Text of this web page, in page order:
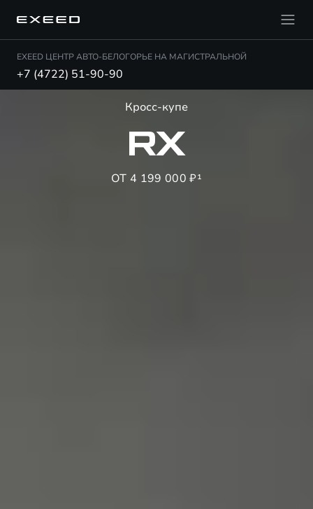
EXEED ЦЕНТР АВТО-БЕЛОГОРЬЕ НА МАГИСТРАЛЬНОЙ
+7 (4722) 51-90-90
Кросс-купе
RX
ОТ 4 199 000 ₽¹